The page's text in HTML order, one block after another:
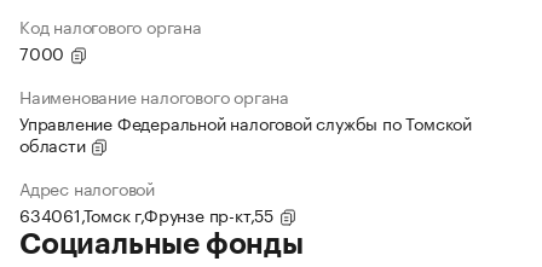
Код налогового органа
7000
Наименование налогового органа
Управление Федеральной налоговой службы по Томской
области
Адрес налоговой
634061,Томск г,Фрунзе пр-кт,55
Социальные фонды